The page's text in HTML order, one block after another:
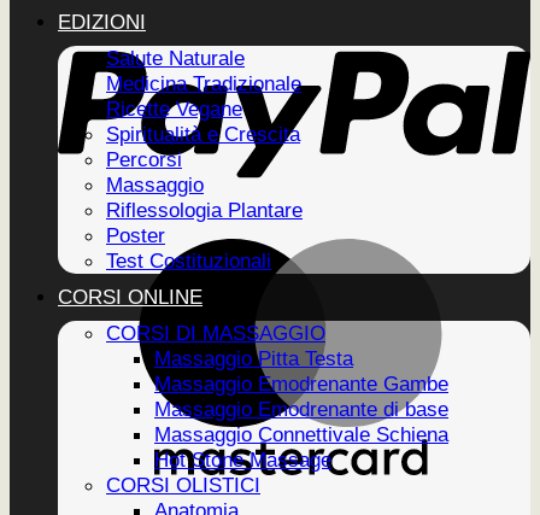
EDIZIONI
Salute Naturale
Medicina Tradizionale
Ricette Vegane
Spiritualità e Crescita
Percorsi
Massaggio
Riflessologia Plantare
Poster
Test Costituzionali
CORSI ONLINE
CORSI DI MASSAGGIO
Massaggio Pitta Testa
Massaggio Emodrenante Gambe
Massaggio Emodrenante di base
Massaggio Connettivale Schiena
Hot Stone Massage
CORSI OLISTICI